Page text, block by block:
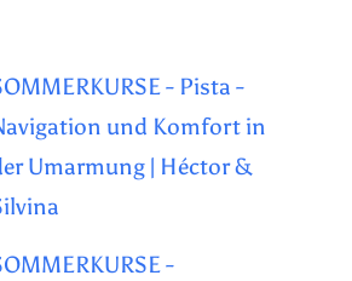
- Pista -
und Komfort in
Umarmung | Héctor &
-